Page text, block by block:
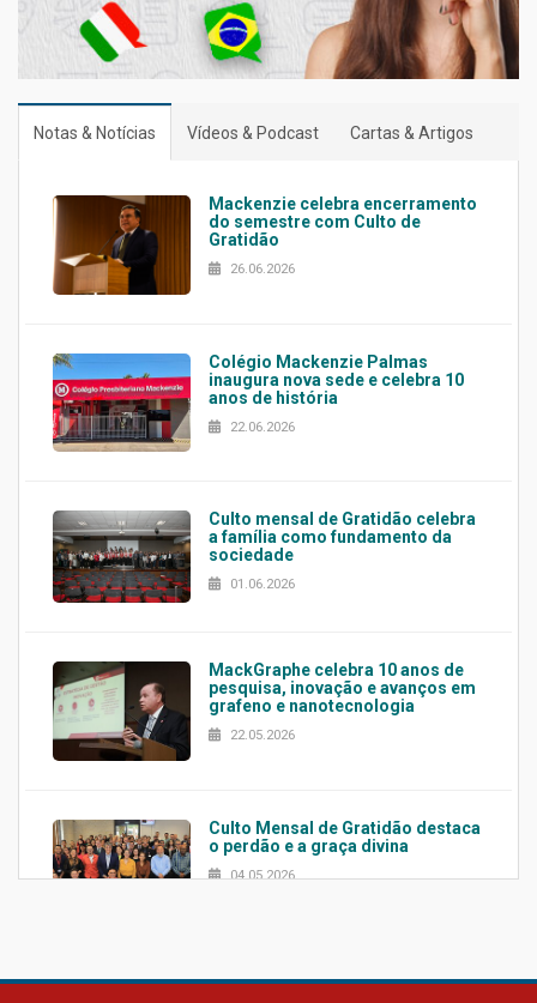
Notas & Notícias Vídeos & Podcast Cartas & Artigos
Mackenzie celebra encerramento
do semestre com Culto de
Gratidão
26.06.2026
Colégio Mackenzie Palmas
inaugura nova sede e celebra 10
anos de história
22.06.2026
Culto mensal de Gratidão celebra
a família como fundamento da
sociedade
01.06.2026
MackGraphe celebra 10 anos de
pesquisa, inovação e avanços em
grafeno e nanotecnologia
22.05.2026
Culto Mensal de Gratidão destaca
o perdão e a graça divina
04.05.2026
Confira como foi o culto mensal